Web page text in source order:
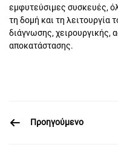
εμφυτεύσιμες συσκευές,
τη δομή και τη
διάγνωσης, χειρουργικής,
αποκατάστασης.
Προηγούμενο